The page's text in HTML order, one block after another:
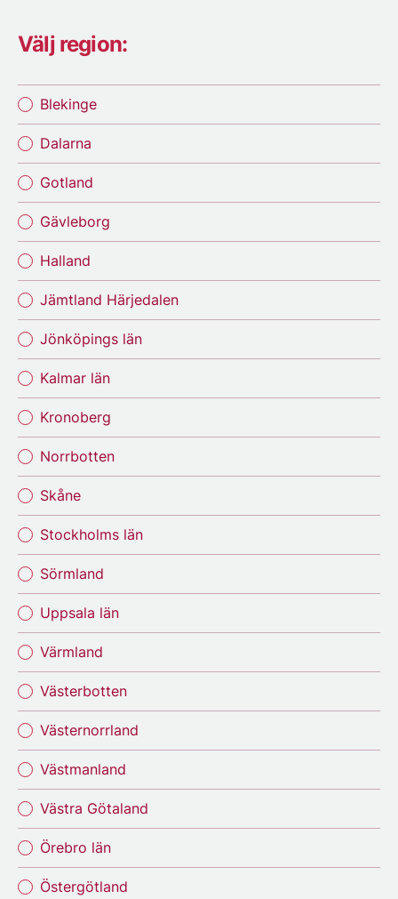
Välj region:
Blekinge
Dalarna
Gotland
Gävleborg
Halland
Jämtland Härjedalen
Jönköpings län
Kalmar län
Kronoberg
Norrbotten
Skåne
Stockholms län
Sörmland
Uppsala län
Värmland
Västerbotten
Västernorrland
Västmanland
Västra Götaland
Örebro län
Östergötland